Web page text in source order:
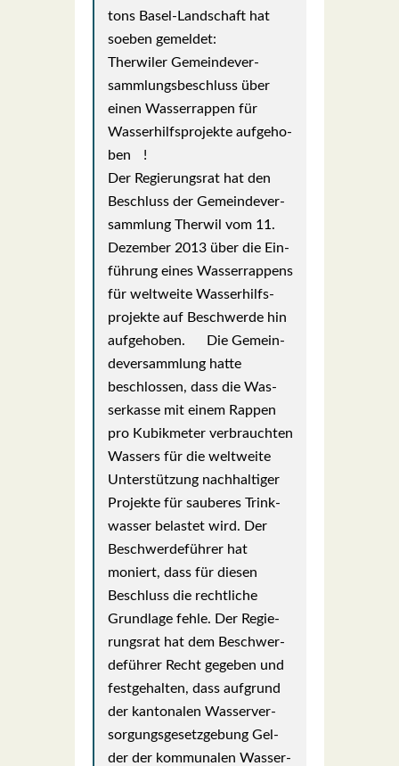
tons Basel-Land­schaft hat
soeben gemel­det:
Ther­wi­ler Gemein­de­ver­
samm­lungs­be­schluss über
einen Was­ser­rap­pen für
Was­ser­hilfs­pro­jek­te auf­ge­ho­
ben !
Der Regie­rungs­rat hat den
Beschluss der Gemein­de­ver­
samm­lung Ther­wil vom 11.
Dezem­ber 2013 über die Ein­
füh­rung eines Was­ser­rap­pens
für welt­wei­te Was­ser­hilfs­
pro­jek­te auf Beschwer­de hin
auf­ge­ho­ben. Die Gemein­
de­ver­samm­lung hat­te
beschlos­sen, dass die Was­
ser­kas­se mit einem Rap­pen
pro Kubik­me­ter ver­brauch­ten
Was­sers für die welt­wei­te
Unter­stüt­zung nach­hal­ti­ger
Pro­jek­te für sau­be­res Trink­
was­ser belas­tet wird. Der
Beschwer­de­füh­rer hat
moniert, dass für die­sen
Beschluss die recht­li­che
Grund­la­ge feh­le. Der Regie­
rungs­rat hat dem Beschwer­
de­füh­rer Recht gege­ben und
fest­ge­hal­ten, dass auf­grund
der kan­to­na­len Was­ser­ver­
sor­gungs­ge­setz­ge­bung Gel­
der der kom­mu­na­len Was­ser­